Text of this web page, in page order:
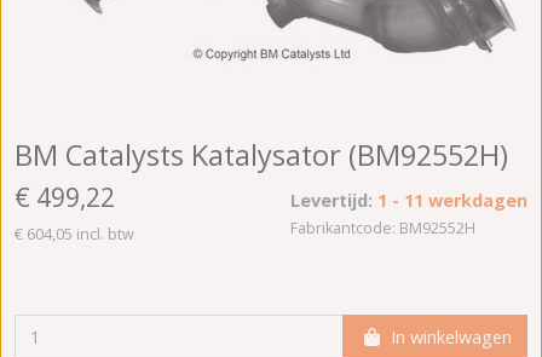
BM Catalysts Katalysator (BM92552H)
€ 499,22
€ 604,05 incl. btw
Levertijd: 1 - 11 werkdagen
Fabrikantcode: BM92552H
In winkelwagen